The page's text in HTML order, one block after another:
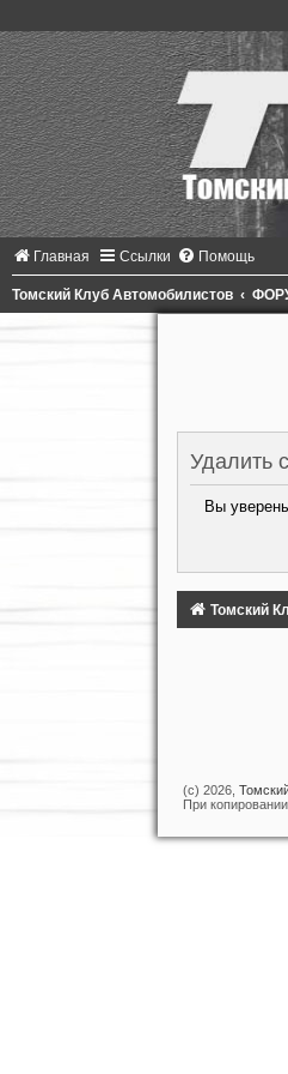
Главная Ссылки Помощь
Томский Клуб Автомобилистов
Удалить
Вы
Томский
(c) 2026,
При